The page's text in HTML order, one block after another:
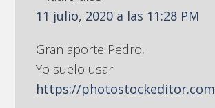
11 julio, 2020 a las 11:28 PM
Gran aporte Pedro,
Yo suelo usar
https://photostockeditor.com